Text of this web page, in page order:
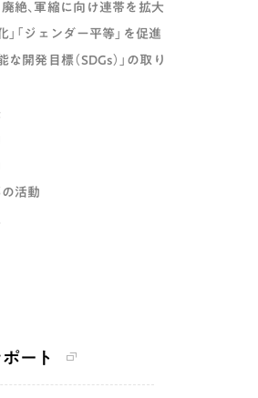
絶、軍縮に向け連帯を拡大
」「ジェンダー平等」を促進
な開発目標（SDGs）」の取り
活動
ート